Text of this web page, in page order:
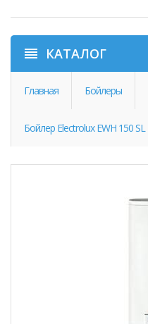
КАТАЛОГ
Главная Бойлеры
Бойлер Electrolux EWH 150 SL